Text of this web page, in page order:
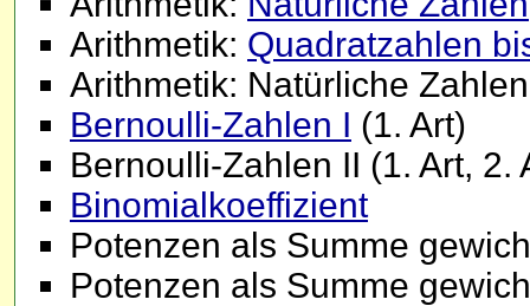
Arithmetik: Quadratzahlen
Arithmetik: Natürliche
Bernoulli-Zahlen I (1. Art)
Bernoulli-Zahlen II (1. Art, 2.
Binomialkoeffizient
Potenzen als Summe
Potenzen als Summe